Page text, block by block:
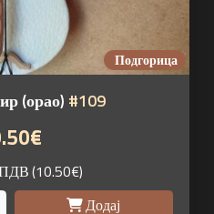
Подгорица
(орао) #109
(10.50€)
Додај